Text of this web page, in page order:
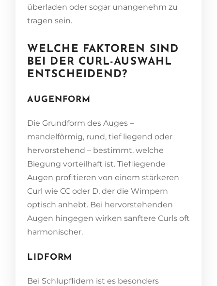
überladen oder sogar unangenehm zu
tragen sein.
WELCHE FAKTOREN SIND
BEI DER CURL-AUSWAHL
ENTSCHEIDEND?
AUGENFORM
Die Grundform des Auges –
mandelförmig, rund, tief liegend oder
hervorstehend – bestimmt, welche
Biegung vorteilhaft ist. Tiefliegende
Augen profitieren von einem stärkeren
Curl wie CC oder D, der die Wimpern
optisch anhebt. Bei hervorstehenden
Augen hingegen wirken sanftere Curls oft
harmonischer.
LIDFORM
Bei Schlupflidern ist es besonders